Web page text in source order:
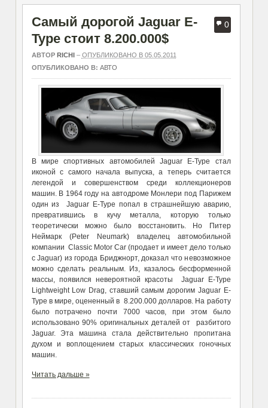
0
Самый дорогой Jaguar E-
Type стоит 8.200.000$
АВТОР RICHI– ОПУБЛИКОВАНО В 05.05.2011
ОПУБЛИКОВАНО В: АВТО
В мире спортивных автомобилей Jaguar E-Type стал
иконой с самого начала выпуска, а теперь считается
легендой и совершенством среди коллекционеров
машин. В 1964 году на автодроме Монлери под Парижем
один из Jaguar E-Type попал в страшнейшую аварию,
превратившись в кучу металла, которую только
теоретически можно было восстановить. Но Питер
Неймарк (Peter Neumark) владелец автомобильной
компании Classic Motor Car (продает и имеет дело только
с Jaguar) из города Бриджнорт, доказал что невозможное
можно сделать реальным. Из, казалось бесформенной
массы, появился невероятной красоты Jaguar E-Type
Lightweight Low Drag, ставший самым дорогим Jaguar E-
Type в мире, оцененный в 8.200.000 долларов. На работу
было потрачено почти 7000 часов, при этом было
использовано 90% оригинальных деталей от разбитого
Jaguar. Эта машина стала действительно пропитана
духом и воплощением старых классических гоночных
машин.
Читать дальше »